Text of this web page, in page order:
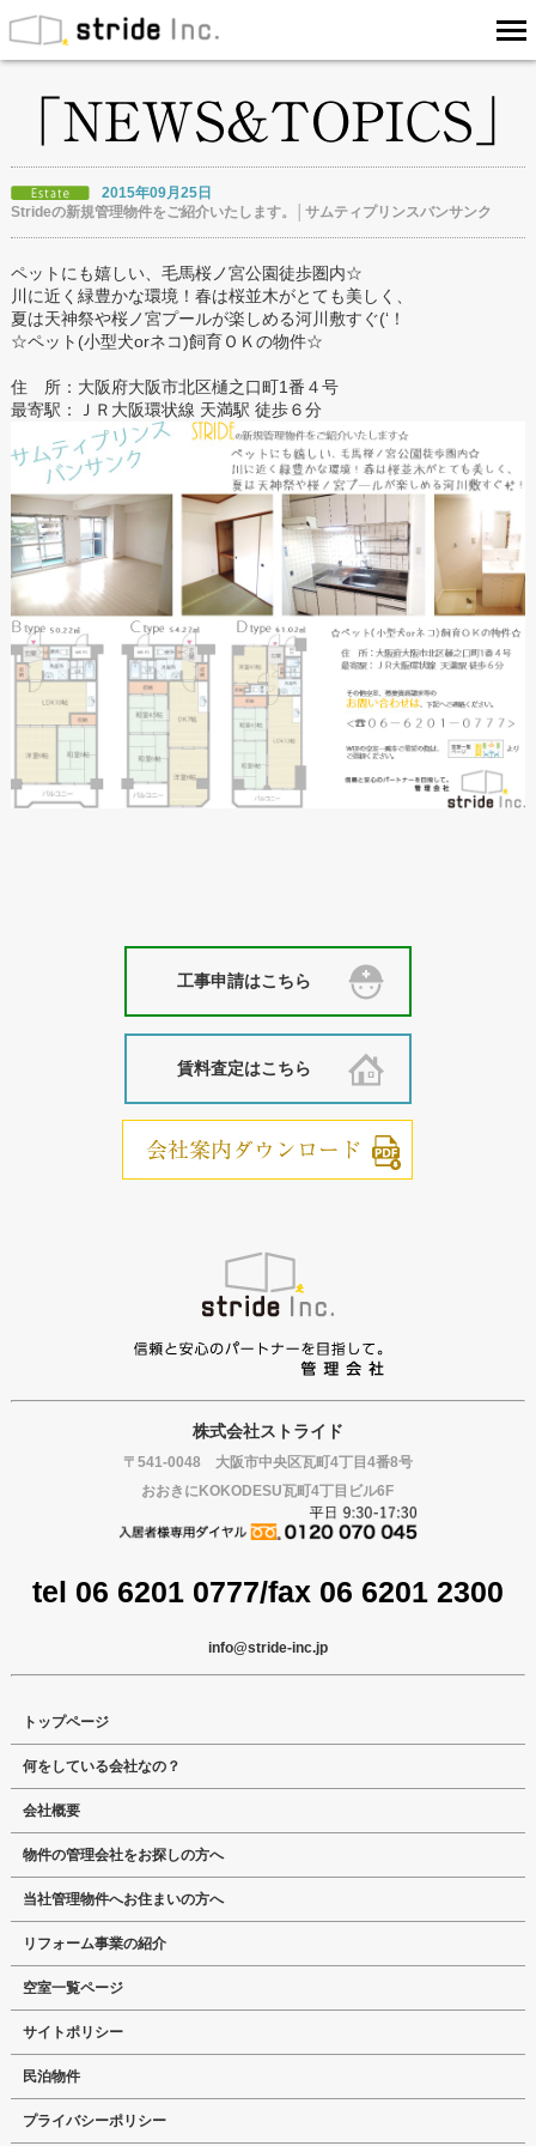
2015年09月25日
Strideの新規管理物件をご紹介いたします。│サムティプリンスバンサンク
ペットにも嬉しい、毛馬桜ノ宮公園徒歩圏内☆
川に近く緑豊かな環境！春は桜並木がとても美しく、
夏は天神祭や桜ノ宮プールが楽しめる河川敷すぐ(‘！
☆ペット(小型犬orネコ)飼育ＯＫの物件☆
住 所：大阪府大阪市北区樋之口町1番４号
最寄駅：ＪＲ大阪環状線 天満駅 徒歩６分
工事申請はこちら
賃料査定はこちら
株式会社ストライド
〒541-0048 大阪市中央区瓦町4丁目4番8号
おおきにKOKODESU瓦町4丁目ビル6F
tel 06 6201 0777/fax 06 6201 2300
info@stride-inc.jp
トップページ
何をしている会社なの？
会社概要
物件の管理会社をお探しの方へ
当社管理物件へお住まいの方へ
リフォーム事業の紹介
空室一覧ページ
サイトポリシー
民泊物件
プライバシーポリシー